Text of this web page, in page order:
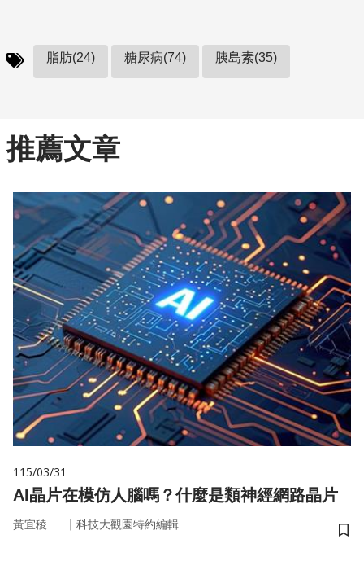
脂肪(24) 糖尿病(74) 胰島素(35)
推薦文章
115/03/31
AI晶片在模仿人腦嗎？什麼是類神經網路晶片
黃宜稜 ｜ 科技大觀園特約編輯
儲